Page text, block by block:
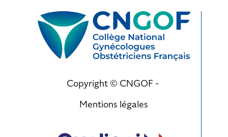
Copyright © CNGOF -
Mentions légales